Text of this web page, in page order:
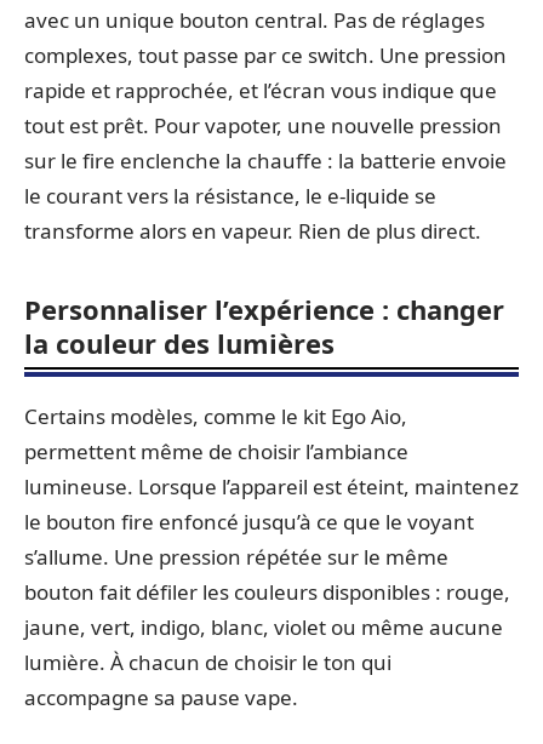
avec un unique bouton central. Pas de réglages
complexes, tout passe par ce switch. Une pression
rapide et rapprochée, et l’écran vous indique que
tout est prêt. Pour vapoter, une nouvelle pression
sur le fire enclenche la chauffe : la batterie envoie
le courant vers la résistance, le e-liquide se
transforme alors en vapeur. Rien de plus direct.
Personnaliser l’expérience : changer
la couleur des lumières
Certains modèles, comme le kit Ego Aio,
permettent même de choisir l’ambiance
lumineuse. Lorsque l’appareil est éteint, maintenez
le bouton fire enfoncé jusqu’à ce que le voyant
s’allume. Une pression répétée sur le même
bouton fait défiler les couleurs disponibles : rouge,
jaune, vert, indigo, blanc, violet ou même aucune
lumière. À chacun de choisir le ton qui
accompagne sa pause vape.